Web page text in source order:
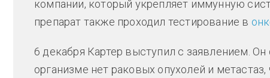
компании, который укрепляет иммунную
препарат также проходил тестирование в
6 декабря Картер выступил с заявлением. Он
организме нет раковых опухолей и